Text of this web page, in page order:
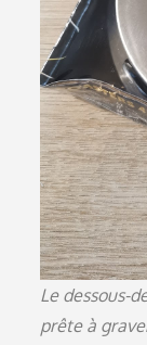
Le dessous-
prête à